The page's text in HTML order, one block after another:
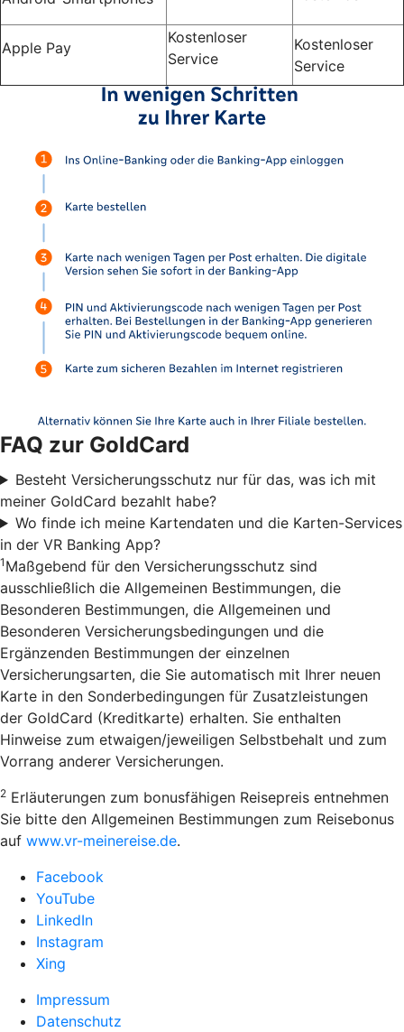
Apple Pay
Kostenloser
Service
Kostenloser
Service
FAQ zur GoldCard
Besteht Versicherungsschutz nur für das, was ich mit
meiner GoldCard bezahlt habe?
Wo finde ich meine Kartendaten und die Karten-Services
in der VR Banking App?
1 Maßgebend für den Versicherungsschutz sind
ausschließlich die Allgemeinen Bestimmungen, die
Besonderen Bestimmungen, die Allgemeinen und
Besonderen Versicherungsbedingungen und die
Ergänzenden Bestimmungen der einzelnen
Versicherungsarten, die Sie automatisch mit Ihrer neuen
Karte in den Sonderbedingungen für Zusatzleistungen
der GoldCard (Kreditkarte) erhalten. Sie enthalten
Hinweise zum etwaigen/jeweiligen Selbstbehalt und zum
Vorrang anderer Versicherungen.
2 Erläuterungen zum bonusfähigen Reisepreis entnehmen
Sie bitte den Allgemeinen Bestimmungen zum Reisebonus
auf www.vr-meinereise.de.
Facebook
YouTube
LinkedIn
Instagram
Xing
Impressum
Datenschutz